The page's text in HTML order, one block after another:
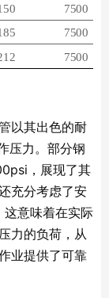
7500
7500
7500
以其出色的耐
压力。部分钢
，展现了其
充分考虑了安
意味着在实际
力的负荷，从
业提供了可靠